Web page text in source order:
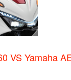
VS Yamaha